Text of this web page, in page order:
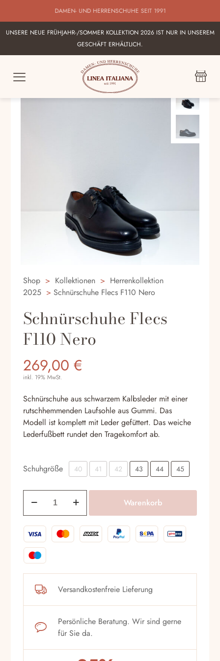
BESTE AUSWAHL AN ITALIENISCHEN DAMEN UND HERRENSHUHEN IN
KARLSRUHE
UNSERE NEUE FRÜHJAHR-/SOMMER KOLLEKTION 2026 IST NUR IN UNSEREM
GESCHÄFT ERHÄLTLICH.
Shop > Kollektionen > Herrenkollektion
2025 > Schnürschuhe Flecs F110 Nero
Schnürschuhe Flecs
F110 Nero
269,00€
inkl. 19% MwSt.
Schnürschuhe aus schwarzem Kalbsleder mit einer
rutschhemmenden Laufsohle aus Gummi. Das
Modell ist komplett mit Leder gefüttert. Das weiche
Lederfußbett rundet den Tragekomfort ab.
Schuhgröße 40 41 42 43 44 45
F110
Nero
Menge
Warenkorb
Versandkostenfreie Lieferung
Persönliche Beratung. Wir sind gerne
für Sie da.